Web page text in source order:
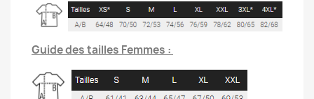
Guide des tailles Femmes :